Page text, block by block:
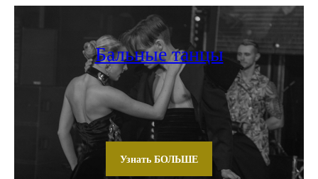
Бальные танцы
Узнать БОЛЬШЕ